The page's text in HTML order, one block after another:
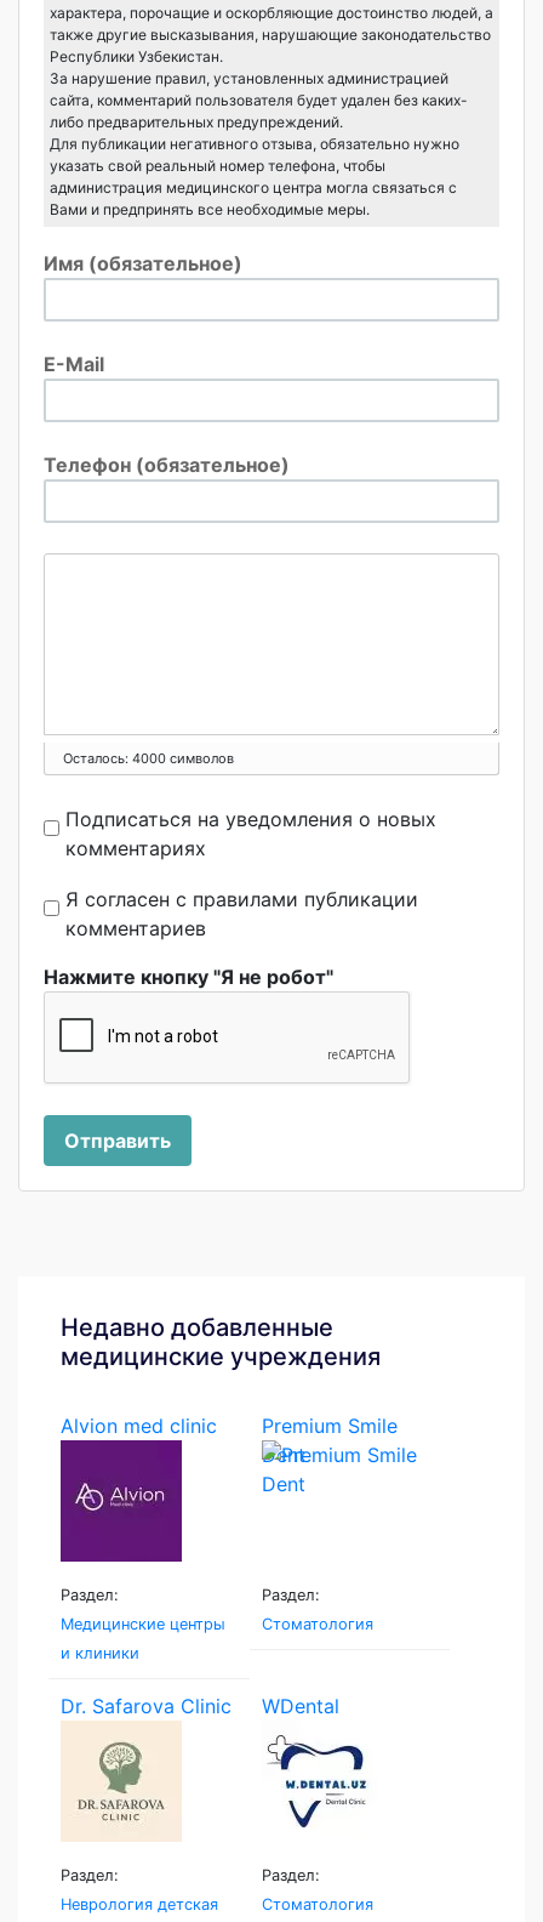
характера, порочащие и оскорбляющие достоинство людей, а
также другие высказывания, нарушающие законодательство
Республики Узбекистан.
За нарушение правил, установленных администрацией
сайта, комментарий пользователя будет удален без каких-
либо предварительных предупреждений.
Для публикации негативного отзыва, обязательно нужно
указать свой реальный номер телефона, чтобы
администрация медицинского центра могла связаться с
Вами и предпринять все необходимые меры.
Имя (обязательное)
E-Mail
Телефон (обязательное)
Осталось: 4000 символов
Подписаться на уведомления о новых
комментариях
Я согласен с правилами публикации
комментариев
Нажмите кнопку "Я не робот"
Отправить
Недавно добавленные
медицинские учреждения
Alvion med clinic
Раздел:
Медицинские центры
и клиники
Premium Smile
Dent
Раздел:
Стоматология
Dr. Safarova Clinic
Раздел:
Неврология детская
WDental
Раздел:
Стоматология